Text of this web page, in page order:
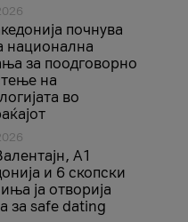
почнува
национална
за поодговорно
на
во
A1
и 6 скопски
ја отворија
за safe dating